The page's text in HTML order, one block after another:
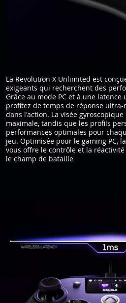
La Revolution X Unlimited est
exigeants qui recherchent des
Grâce au mode PC et à une latence
profitez de temps de réponse
dans l'action. La visée
maximale, tandis que les profils
performances optimales pour
jeu. Optimisée pour le gaming PC,
vous offre le contrôle et la
le champ de bataille